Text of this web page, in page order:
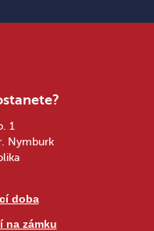
1
Nymburk
doba
na zámku